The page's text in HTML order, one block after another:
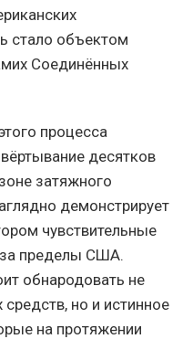
стало объектом
Соединённых
процесса
десятков
затяжного
демонстрирует
чувствительные
пределы США.
обнародовать не
но и истинное
на протяжении